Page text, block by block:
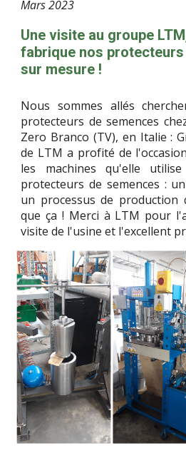
Mars2023
Une visite au groupe
fabrique nos
sur mesure !
Nous sommes allés
protecteurs de semences
Zero Branco (TV), en Italie :
de LTM a profité de
les machines qu'elle
protecteurs de semences :
un processus de
que ça ! Merci à LTM pour
visite de l'usine et l'excellent